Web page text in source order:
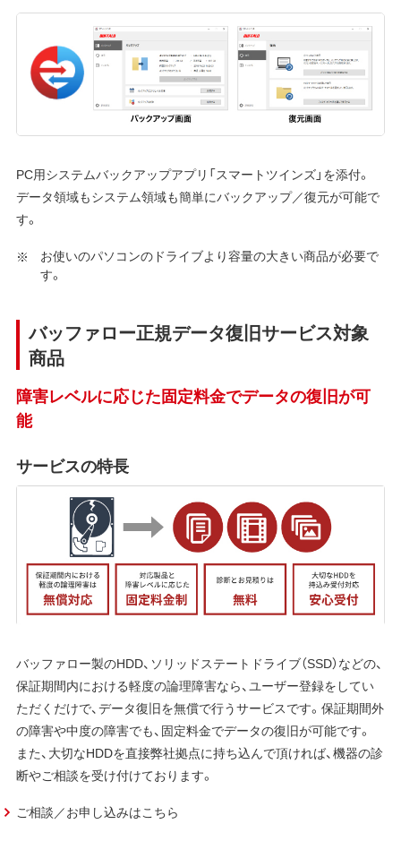
PC用システムバックアップアプリ「スマートツインズ」を添付。
データ領域もシステム領域も簡単にバックアップ／復元が可能で
す。
お使いのパソコンのドライブより容量の大きい商品が必要で
す。
バッファロー正規データ復旧サービス対象
商品
障害レベルに応じた固定料金でデータの復旧が可
能
サービスの特長
バッファロー製のHDD、ソリッドステートドライブ（SSD）などの、
保証期間内における軽度の論理障害なら、ユーザー登録をしてい
ただくだけで、データ復旧を無償で行うサービスです。保証期間外
の障害や中度の障害でも、固定料金でデータの復旧が可能です。
また、大切なHDDを直接弊社拠点に持ち込んで頂ければ、機器の診
断やご相談を受け付けております。
ご相談／お申し込みはこちら